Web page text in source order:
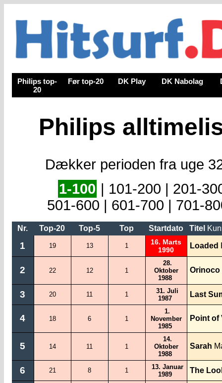
Philips top-
20
Før top-20 DK Play DK Nabolag
Philips
Dækker perioden fra uge
1-100
101-200
201-
501-600
601-700 701-
Nr. Top-20 Top-5 Top Startdato Titel
1 19 13 1
16. Marts
1990
Loaded
2 22 12 1
28.
Oktober
1988
Orinoco
3 20 11 1
31. Juli
1987
Last
4 18 6 1
1.
November
1985
Point of
5 14 11 1
14.
Oktober
1988
Sarah
6 21 8 1
13. Januar
1989
The